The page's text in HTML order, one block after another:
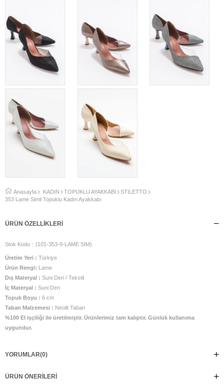
Anasayfa KADIN TOPUKLU AYAKKABI
STİLETTO
353 Lame Simli Topuklu Kadın Ayakkabı
ÜRÜN ÖZELLIKLERI
Stok Kodu (101-353-9-LAME SIM)
Üretim Yeri : Türkiye
Ürün Rengi: Lame
Dış Materyal : Suni Deri / Tekstil
İç Materyal : Suni Deri
Topuk Boyu : 6 cm
Taban Malzemesi : Neolit Taban
%100 El işçiliği ile üretilmiştir. Ürünlerimiz tam kalıptır. Günlük kullanıma
uygundur.
YORUMLAR(0)
ÜRÜN ÖNERILERI